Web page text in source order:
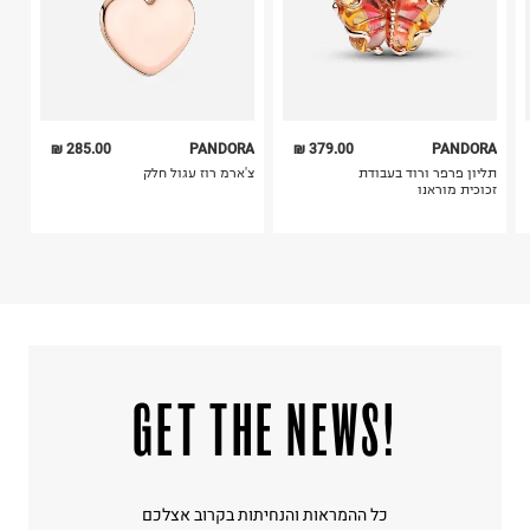
285.00 ₪
PANDORA
צ'ארמ רוז עגול חלק
379.00 ₪
PANDORA
תליון פרפר ורוד בעבודת
זכוכית מוראנו
!GET THE NEWS
כל ההמראות והנחיתות בקרוב אצלכם